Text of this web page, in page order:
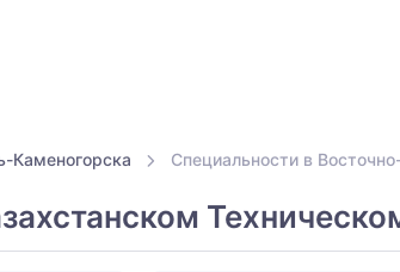
Каменогорска Специальности в